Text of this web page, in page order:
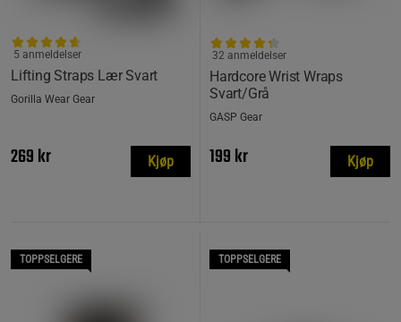
Lifting Straps Lær Svart
5 anmeldelser
Gorilla Wear Gear
269 kr Kjøp
Hardcore Wrist Wraps
Svart/Grå
32 anmeldelser
GASP Gear
199 kr Kjøp
TOPPSELGERE TOPPSELGERE